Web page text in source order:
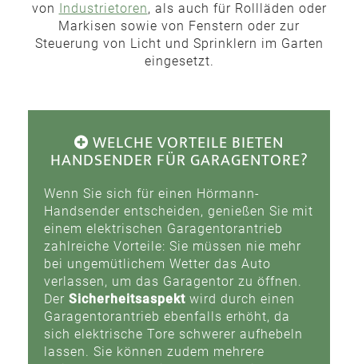
von Industrietoren, als auch für Rollläden oder
Markisen sowie von Fenstern oder zur
Steuerung von Licht und Sprinklern im Garten
eingesetzt.
WELCHE VORTEILE BIETEN
HANDSENDER FÜR GARAGENTORE?
Wenn Sie sich für einen Hörmann-
Handsender entscheiden, genießen Sie mit
einem elektrischen Garagentorantrieb
zahlreiche Vorteile: Sie müssen nie mehr
bei ungemütlichem Wetter das Auto
verlassen, um das Garagentor zu öffnen.
Der Sicherheitsaspekt wird durch einen
Garagentorantrieb ebenfalls erhöht, da
sich elektrische Tore schwerer aufhebeln
lassen. Sie können zudem mehrere